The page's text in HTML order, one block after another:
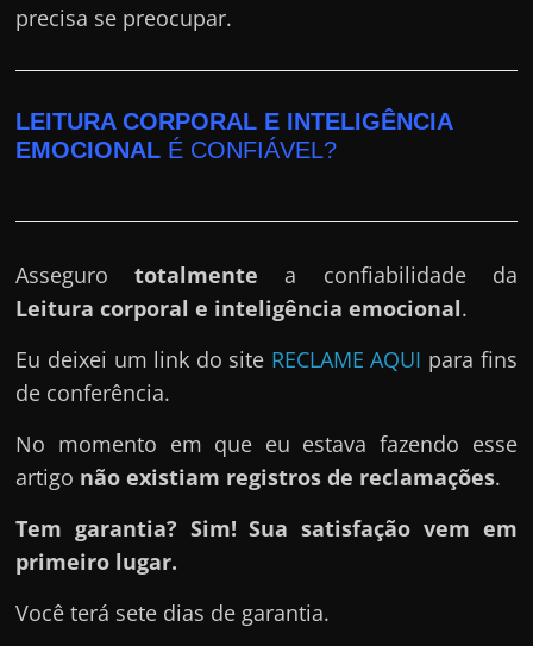
precisa se preocupar.
LEITURA CORPORAL E INTELIGÊNCIA
EMOCIONAL É CONFIÁVEL?
Assegurototalmente a confiabilidade da
Leitura corporal e inteligência emocional.
Eu deixei um link do site RECLAME AQUI para fins
de conferência.
No momento em que eu estava fazendo esse
artigo não existiam registros de reclamações.
Tem garantia? Sim! Sua satisfação vem em
primeiro lugar.
Você terá sete dias de garantia.